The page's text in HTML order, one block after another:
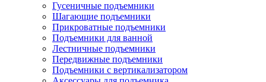
Гусеничные подъемники
Шагающие подъемники
Прикроватные подъемники
Подъемники для ванной
Лестничные подъемники
Передвижные подъемники
Подъемники с вертикализатором